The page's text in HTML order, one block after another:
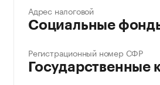
Адрес налоговой
Социальные
Регистрационный номер СФР
Государственные